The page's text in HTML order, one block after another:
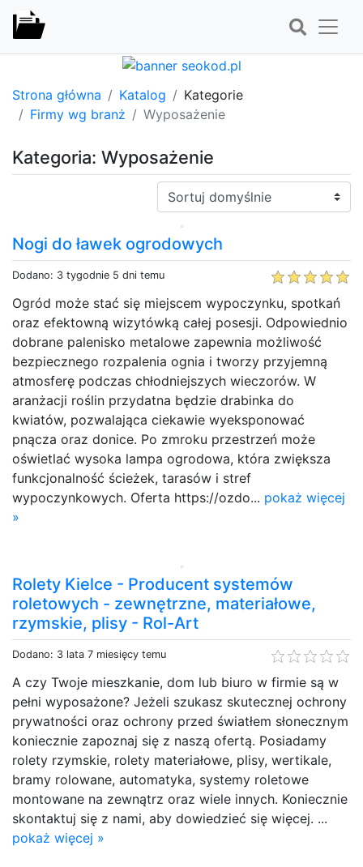
Strona główna Katalog
Kategorie
Firmy wg branż
Wyposażenie
Kategoria: Wyposażenie
Sortuj:
Nogi do ławek ogrodowych
Dodano: 3 tygodnie 5 dni temu
Ogród może stać się miejscem wypoczynku, spotkań
oraz efektowną wizytówką całej posesji. Odpowiednio
dobrane palenisko metalowe zapewnia możliwość
bezpiecznego rozpalenia ognia i tworzy przyjemną
atmosferę podczas chłodniejszych wieczorów. W
aranżacji roślin przydatna będzie drabinka do
kwiatów, pozwalająca ciekawie wyeksponować
pnącza oraz donice. Po zmroku przestrzeń może
oświetlać wysoka lampa ogrodowa, która zwiększa
funkcjonalność ścieżek, tarasów i stref
wypoczynkowych. Oferta https://ozdo... pokaż więcej
»
Rolety Kielce - Producent systemów
roletowych - zewnętrzne, materiałowe,
rzymskie, plisy - Rol-Art
Dodano: 3 lata 7 miesięcy temu
A czy Twoje mieszkanie, dom lub biuro w firmie są w
pełni wyposażone? Jeżeli szukasz skutecznej ochrony
prywatności oraz ochrony przed światłem słonecznym
koniecznie zapoznaj się z naszą ofertą. Posiadamy
rolety rzymskie, rolety materiałowe, plisy, wertikale,
bramy rolowane, automatyka, systemy roletowe
montowane na zewnątrz oraz wiele innych. Koniecznie
skontaktuj się z nami, aby dowiedzieć się więcej. ...
pokaż więcej »